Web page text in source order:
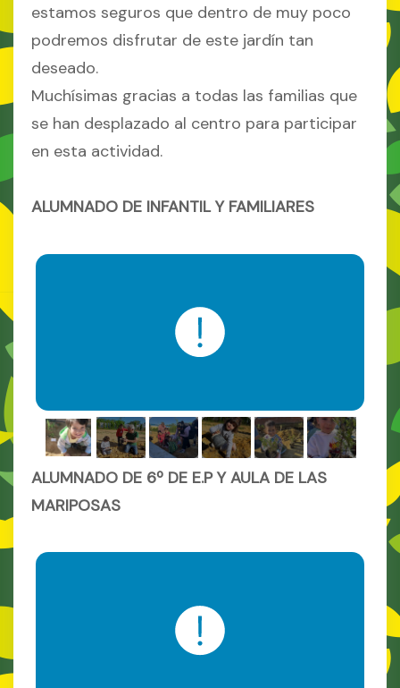
estamos seguros que dentro de muy poco
podremos disfrutar de este jardín tan
deseado.
Muchísimas gracias a todas las familias que
se han desplazado al centro para participar
en esta actividad.
ALUMNADO DE INFANTIL Y FAMILIARES
ALUMNADO DE 6º DE E.P Y AULA DE LAS
MARIPOSAS